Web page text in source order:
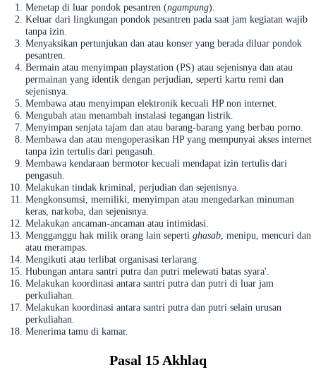
Menetap di luar pondok pesantren (ngampung).
Keluar dari lingkungan pondok pesantren pada saat jam kegiatan wajib
tanpa izin.
Menyaksikan pertunjukan dan atau konser yang berada diluar pondok
pesantren.
Bermain atau menyimpan playstation (PS) atau sejenisnya dan atau
permainan yang identik dengan perjudian, seperti kartu remi dan
sejenisnya.
Membawa atau menyimpan elektronik kecuali HP non internet.
Mengubah atau menambah instalasi tegangan listrik.
Menyimpan senjata tajam dan atau barang-barang yang berbau porno.
Membawa dan atau mengoperasikan HP yang mempunyai akses internet
tanpa izin tertulis dari pengasuh.
Membawa kendaraan bermotor kecuali mendapat izin tertulis dari
pengasuh.
Melakukan tindak kriminal, perjudian dan sejenisnya.
Mengkonsumsi, memiliki, menyimpan atau mengedarkan minuman
keras, narkoba, dan sejenisnya.
Melakukan ancaman-ancaman atau intimidasi.
Mengganggu hak milik orang lain seperti ghasab , menipu, mencuri dan
atau merampas.
Mengikuti atau terlibat organisasi terlarang.
Hubungan antara santri putra dan putri melewati batas syara'.
Melakukan koordinasi antara santri putra dan putri di luar jam
perkuliahan.
Melakukan koordinasi antara santri putra dan putri selain urusan
perkuliahan.
Menerima tamu di kamar.
Pasal 15 Akhlaq